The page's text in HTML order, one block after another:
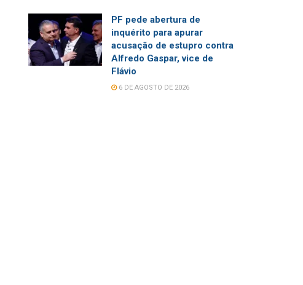
PF pede abertura de
inquérito para apurar
acusação de estupro contra
Alfredo Gaspar, vice de
Flávio
6 DE AGOSTO DE 2026